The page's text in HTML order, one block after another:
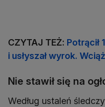
CZYTAJ TEŻ: Potrącił
i usłyszał wyrok.
Nie stawił się na
Według ustaleń